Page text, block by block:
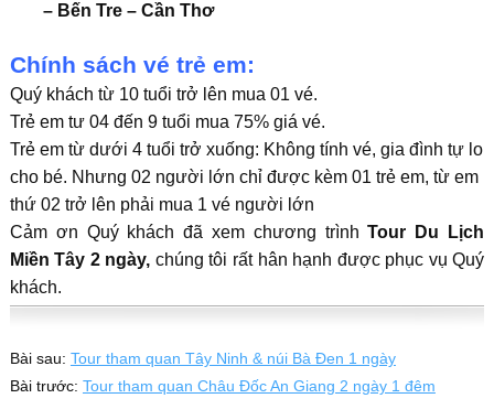
– Bến Tre – Cần Thơ
Chính sách vé trẻ em:
Quý khách từ 10 tuổi trở lên mua 01 vé.
Trẻ em tư 04 đến 9 tuổi mua 75% giá vé.
Trẻ em từ dưới 4 tuổi trở xuống: Không tính vé, gia đình tự lo
cho bé. Nhưng 02 người lớn chỉ được kèm 01 trẻ em, từ em
thứ 02 trở lên phải mua 1 vé người lớn
Cảm ơn Quý khách đã xem chương trìnhTour Du Lịch
Miền Tây 2 ngày, chúng tôi rất hân hạnh được phục vụ Quý
khách.
Bài sau: Tour tham quan Tây Ninh & núi Bà Đen 1 ngày
Bài trước: Tour tham quan Châu Đốc An Giang 2 ngày 1 đêm